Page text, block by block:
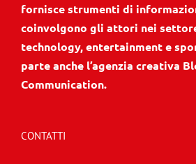
fornisce strumenti di
coinvolgono gli attori nei
technology, entertainment e
parte anche l’agenzia creativa
Communication.
CONTATTI